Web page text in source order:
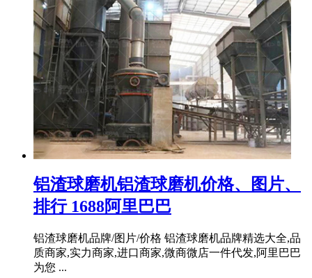
铝渣球磨机铝渣球磨机价格、图片、
排行 1688阿里巴巴
铝渣球磨机品牌/图片/价格 铝渣球磨机品牌精选大全,品
质商家,实力商家,进口商家,微商微店一件代发,阿里巴巴
为您 ...